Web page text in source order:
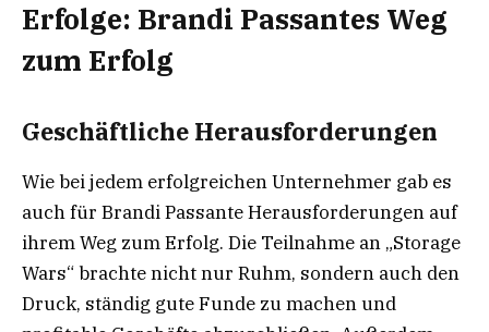
Erfolge: Brandi Passantes Weg
zum Erfolg
Geschäftliche Herausforderungen
Wie bei jedem erfolgreichen Unternehmer gab es
auch für Brandi Passante Herausforderungen auf
ihrem Weg zum Erfolg. Die Teilnahme an „Storage
Wars“ brachte nicht nur Ruhm, sondern auch den
Druck, ständig gute Funde zu machen und